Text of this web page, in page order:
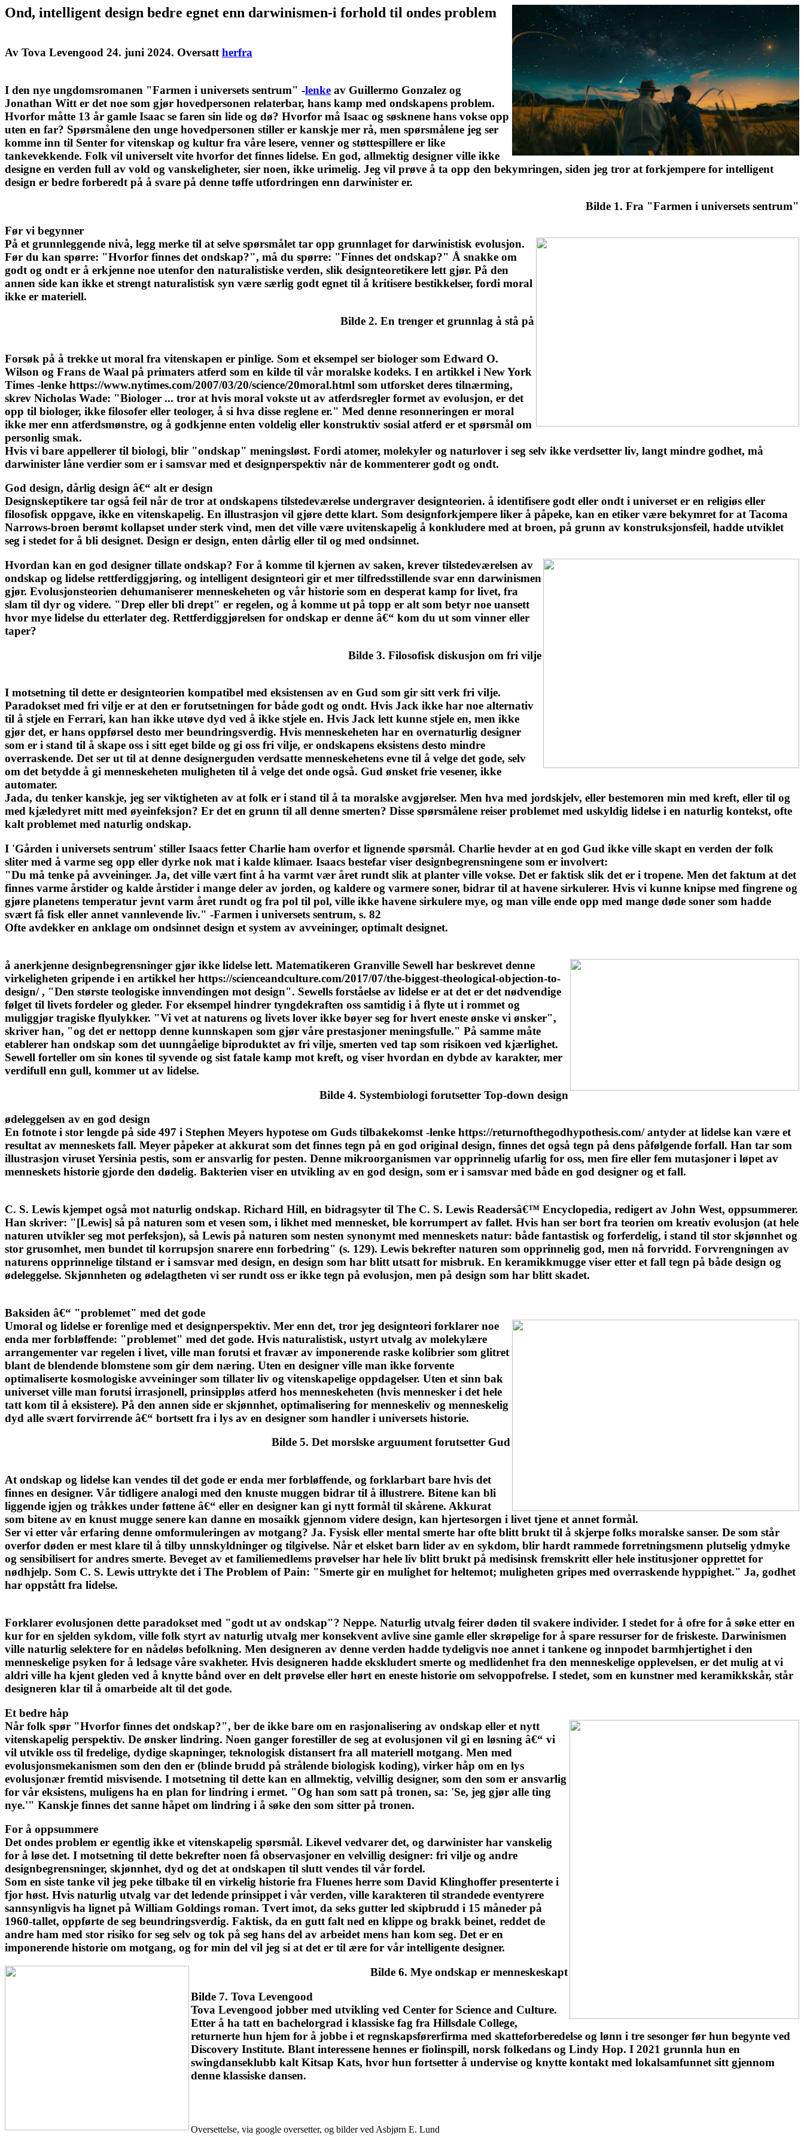
Ond, intelligent design bedre egnet enn darwinismen-i forhold til ondes problem
Av Tova Levengood 24. juni 2024. Oversatt herfra
I den nye ungdomsromanen "Farmen i universets sentrum" -lenke av Guillermo Gonzalez og
Jonathan Witt er det noe som gjør hovedpersonen relaterbar, hans kamp med ondskapens problem.
Hvorfor måtte 13 år gamle Isaac se faren sin lide og dø? Hvorfor må Isaac og søsknene hans vokse opp
uten en far? Spørsmålene den unge hovedpersonen stiller er kanskje mer rå, men spørsmålene jeg ser
komme inn til Senter for vitenskap og kultur fra våre lesere, venner og støttespillere er like
tankevekkende. Folk vil universelt vite hvorfor det finnes lidelse. En god, allmektig designer ville ikke
designe en verden full av vold og vanskeligheter, sier noen, ikke urimelig. Jeg vil prøve å ta opp den bekymringen, siden jeg tror at forkjempere for intelligent
design er bedre forberedt på å svare på denne tøffe utfordringen enn darwinister er.
Bilde 1. Fra "Farmen i universets sentrum"
Før vi begynner
På et grunnleggende nivå, legg merke til at selve spørsmålet tar opp grunnlaget for darwinistisk evolusjon.
Før du kan spørre: "Hvorfor finnes det ondskap?", må du spørre: "Finnes det ondskap?" Å snakke om
godt og ondt er å erkjenne noe utenfor den naturalistiske verden, slik designteoretikere lett gjør. På den
annen side kan ikke et strengt naturalistisk syn være særlig godt egnet til å kritisere bestikkelser, fordi moral
ikke er materiell.
Bilde 2. En trenger et grunnlag å stå på
Forsøk på å trekke ut moral fra vitenskapen er pinlige. Som et eksempel ser biologer som Edward O.
Wilson og Frans de Waal på primaters atferd som en kilde til vår moralske kodeks. I en artikkel i New York
Times -lenke https://www.nytimes.com/2007/03/20/science/20moral.html som utforsket deres tilnærming,
skrev Nicholas Wade: "Biologer ... tror at hvis moral vokste ut av atferdsregler formet av evolusjon, er det
opp til biologer, ikke filosofer eller teologer, å si hva disse reglene er." Med denne resonneringen er moral
ikke mer enn atferdsmønstre, og å godkjenne enten voldelig eller konstruktiv sosial atferd er et spørsmål om
personlig smak.
Hvis vi bare appellerer til biologi, blir "ondskap" meningsløst. Fordi atomer, molekyler og naturlover i seg selv ikke verdsetter liv, langt mindre godhet, må
darwinister låne verdier som er i samsvar med et designperspektiv når de kommenterer godt og ondt.
God design, dårlig design â€“ alt er design
Designskeptikere tar også feil når de tror at ondskapens tilstedeværelse undergraver designteorien. å identifisere godt eller ondt i universet er en religiøs eller
filosofisk oppgave, ikke en vitenskapelig. En illustrasjon vil gjøre dette klart. Som designforkjempere liker å påpeke, kan en etiker være bekymret for at Tacoma
Narrows-broen berømt kollapset under sterk vind, men det ville være uvitenskapelig å konkludere med at broen, på grunn av konstruksjonsfeil, hadde utviklet
seg i stedet for å bli designet. Design er design, enten dårlig eller til og med ondsinnet.
Hvordan kan en god designer tillate ondskap? For å komme til kjernen av saken, krever tilstedeværelsen av
ondskap og lidelse rettferdiggjøring, og intelligent designteori gir et mer tilfredsstillende svar enn darwinismen
gjør. Evolusjonsteorien dehumaniserer menneskeheten og vår historie som en desperat kamp for livet, fra
slam til dyr og videre. "Drep eller bli drept" er regelen, og å komme ut på topp er alt som betyr noe uansett
hvor mye lidelse du etterlater deg. Rettferdiggjørelsen for ondskap er denne â€“ kom du ut som vinner eller
taper?
Bilde 3. Filosofisk diskusjon om fri vilje
I motsetning til dette er designteorien kompatibel med eksistensen av en Gud som gir sitt verk fri vilje.
Paradokset med fri vilje er at den er forutsetningen for både godt og ondt. Hvis Jack ikke har noe alternativ
til å stjele en Ferrari, kan han ikke utøve dyd ved å ikke stjele en. Hvis Jack lett kunne stjele en, men ikke
gjør det, er hans oppførsel desto mer beundringsverdig. Hvis menneskeheten har en overnaturlig designer
som er i stand til å skape oss i sitt eget bilde og gi oss fri vilje, er ondskapens eksistens desto mindre
overraskende. Det ser ut til at denne designerguden verdsatte menneskehetens evne til å velge det gode, selv
om det betydde å gi menneskeheten muligheten til å velge det onde også. Gud ønsket frie vesener, ikke
automater.
Jada, du tenker kanskje, jeg ser viktigheten av at folk er i stand til å ta moralske avgjørelser. Men hva med jordskjelv, eller bestemoren min med kreft, eller til og
med kjæledyret mitt med øyeinfeksjon? Er det en grunn til all denne smerten? Disse spørsmålene reiser problemet med uskyldig lidelse i en naturlig kontekst, ofte
kalt problemet med naturlig ondskap.
I 'Gården i universets sentrum' stiller Isaacs fetter Charlie ham overfor et lignende spørsmål. Charlie hevder at en god Gud ikke ville skapt en verden der folk
sliter med å varme seg opp eller dyrke nok mat i kalde klimaer. Isaacs bestefar viser designbegrensningene som er involvert:
"Du må tenke på avveininger. Ja, det ville vært fint å ha varmt vær året rundt slik at planter ville vokse. Det er faktisk slik det er i tropene. Men det faktum at det
finnes varme årstider og kalde årstider i mange deler av jorden, og kaldere og varmere soner, bidrar til at havene sirkulerer. Hvis vi kunne knipse med fingrene og
gjøre planetens temperatur jevnt varm året rundt og fra pol til pol, ville ikke havene sirkulere mye, og man ville ende opp med mange døde soner som hadde
svært få fisk eller annet vannlevende liv." -Farmen i universets sentrum, s. 82
Ofte avdekker en anklage om ondsinnet design et system av avveininger, optimalt designet.
å anerkjenne designbegrensninger gjør ikke lidelse lett. Matematikeren Granville Sewell har beskrevet denne
virkeligheten gripende i en artikkel her https://scienceandculture.com/2017/07/the-biggest-theological-objection-to-
design/ , "Den største teologiske innvendingen mot design". Sewells forståelse av lidelse er at det er det nødvendige
følget til livets fordeler og gleder. For eksempel hindrer tyngdekraften oss samtidig i å flyte ut i rommet og
muliggjør tragiske flyulykker. "Vi vet at naturens og livets lover ikke bøyer seg for hvert eneste ønske vi ønsker",
skriver han, "og det er nettopp denne kunnskapen som gjør våre prestasjoner meningsfulle." På samme måte
etablerer han ondskap som det uunngåelige biproduktet av fri vilje, smerten ved tap som risikoen ved kjærlighet.
Sewell forteller om sin kones til syvende og sist fatale kamp mot kreft, og viser hvordan en dybde av karakter, mer
verdifull enn gull, kommer ut av lidelse.
Bilde 4. Systembiologi forutsetter Top-down design
ødeleggelsen av en god design
En fotnote i stor lengde på side 497 i Stephen Meyers hypotese om Guds tilbakekomst -lenke https://returnofthegodhypothesis.com/ antyder at lidelse kan være et
resultat av menneskets fall. Meyer påpeker at akkurat som det finnes tegn på en god original design, finnes det også tegn på dens påfølgende forfall. Han tar som
illustrasjon viruset Yersinia pestis, som er ansvarlig for pesten. Denne mikroorganismen var opprinnelig ufarlig for oss, men fire eller fem mutasjoner i løpet av
menneskets historie gjorde den dødelig. Bakterien viser en utvikling av en god design, som er i samsvar med både en god designer og et fall.
C. S. Lewis kjempet også mot naturlig ondskap. Richard Hill, en bidragsyter til The C. S. Lewis Readersâ€™ Encyclopedia, redigert av John West, oppsummerer.
Han skriver: "[Lewis] så på naturen som et vesen som, i likhet med mennesket, ble korrumpert av fallet. Hvis han ser bort fra teorien om kreativ evolusjon (at hele
naturen utvikler seg mot perfeksjon), så Lewis på naturen som nesten synonymt med menneskets natur: både fantastisk og forferdelig, i stand til stor skjønnhet og
stor grusomhet, men bundet til korrupsjon snarere enn forbedring" (s. 129). Lewis bekrefter naturen som opprinnelig god, men nå forvridd. Forvrengningen av
naturens opprinnelige tilstand er i samsvar med design, en design som har blitt utsatt for misbruk. En keramikkmugge viser etter et fall tegn på både design og
ødeleggelse. Skjønnheten og ødelagtheten vi ser rundt oss er ikke tegn på evolusjon, men på design som har blitt skadet.
Baksiden â€“ "problemet" med det gode
Umoral og lidelse er forenlige med et designperspektiv. Mer enn det, tror jeg designteori forklarer noe
enda mer forbløffende: "problemet" med det gode. Hvis naturalistisk, ustyrt utvalg av molekylære
arrangementer var regelen i livet, ville man forutsi et fravær av imponerende raske kolibrier som glitret
blant de blendende blomstene som gir dem næring. Uten en designer ville man ikke forvente
optimaliserte kosmologiske avveininger som tillater liv og vitenskapelige oppdagelser. Uten et sinn bak
universet ville man forutsi irrasjonell, prinsippløs atferd hos menneskeheten (hvis mennesker i det hele
tatt kom til å eksistere). På den annen side er skjønnhet, optimalisering for menneskeliv og menneskelig
dyd alle svært forvirrende â€“ bortsett fra i lys av en designer som handler i universets historie.
Bilde 5. Det morslske arguument forutsetter Gud
At ondskap og lidelse kan vendes til det gode er enda mer forbløffende, og forklarbart bare hvis det
finnes en designer. Vår tidligere analogi med den knuste muggen bidrar til å illustrere. Bitene kan bli
liggende igjen og tråkkes under føttene â€“ eller en designer kan gi nytt formål til skårene. Akkurat
som bitene av en knust mugge senere kan danne en mosaikk gjennom videre design, kan hjertesorgen i livet tjene et annet formål.
Ser vi etter vår erfaring denne omformuleringen av motgang? Ja. Fysisk eller mental smerte har ofte blitt brukt til å skjerpe folks moralske sanser. De som står
overfor døden er mest klare til å tilby unnskyldninger og tilgivelse. Når et elsket barn lider av en sykdom, blir hardt rammede forretningsmenn plutselig ydmyke
og sensibilisert for andres smerte. Beveget av et familiemedlems prøvelser har hele liv blitt brukt på medisinsk fremskritt eller hele institusjoner opprettet for
nødhjelp. Som C. S. Lewis uttrykte det i The Problem of Pain: "Smerte gir en mulighet for heltemot; muligheten gripes med overraskende hyppighet." Ja, godhet
har oppstått fra lidelse.
Forklarer evolusjonen dette paradokset med "godt ut av ondskap"? Neppe. Naturlig utvalg feirer døden til svakere individer. I stedet for å ofre for å søke etter en
kur for en sjelden sykdom, ville folk styrt av naturlig utvalg mer konsekvent avlive sine gamle eller skrøpelige for å spare ressurser for de friskeste. Darwinismen
ville naturlig selektere for en nådeløs befolkning. Men designeren av denne verden hadde tydeligvis noe annet i tankene og innpodet barmhjertighet i den
menneskelige psyken for å ledsage våre svakheter. Hvis designeren hadde ekskludert smerte og medlidenhet fra den menneskelige opplevelsen, er det mulig at vi
aldri ville ha kjent gleden ved å knytte bånd over en delt prøvelse eller hørt en eneste historie om selvoppofrelse. I stedet, som en kunstner med keramikkskår, står
designeren klar til å omarbeide alt til det gode.
Et bedre håp
Når folk spør "Hvorfor finnes det ondskap?", ber de ikke bare om en rasjonalisering av ondskap eller et nytt
vitenskapelig perspektiv. De ønsker lindring. Noen ganger forestiller de seg at evolusjonen vil gi en løsning â€“ vi
vil utvikle oss til fredelige, dydige skapninger, teknologisk distansert fra all materiell motgang. Men med
evolusjonsmekanismen som den den er (blinde brudd på strålende biologisk koding), virker håp om en lys
evolusjonær fremtid misvisende. I motsetning til dette kan en allmektig, velvillig designer, som den som er ansvarlig
for vår eksistens, muligens ha en plan for lindring i ermet. "Og han som satt på tronen, sa: 'Se, jeg gjør alle ting
nye.'" Kanskje finnes det sanne håpet om lindring i å søke den som sitter på tronen.
For å oppsummere
Det ondes problem er egentlig ikke et vitenskapelig spørsmål. Likevel vedvarer det, og darwinister har vanskelig
for å løse det. I motsetning til dette bekrefter noen få observasjoner en velvillig designer: fri vilje og andre
designbegrensninger, skjønnhet, dyd og det at ondskapen til slutt vendes til vår fordel.
Som en siste tanke vil jeg peke tilbake til en virkelig historie fra Fluenes herre som David Klinghoffer presenterte i
fjor høst. Hvis naturlig utvalg var det ledende prinsippet i vår verden, ville karakteren til strandede eventyrere
sannsynligvis ha lignet på William Goldings roman. Tvert imot, da seks gutter led skipbrudd i 15 måneder på
1960-tallet, oppførte de seg beundringsverdig. Faktisk, da en gutt falt ned en klippe og brakk beinet, reddet de
andre ham med stor risiko for seg selv og tok på seg hans del av arbeidet mens han kom seg. Det er en
imponerende historie om motgang, og for min del vil jeg si at det er til ære for vår intelligente designer.
Bilde 6. Mye ondskap er menneskeskapt
Bilde 7. Tova Levengood
Tova Levengood jobber med utvikling ved Center for Science and Culture.
Etter å ha tatt en bachelorgrad i klassiske fag fra Hillsdale College,
returnerte hun hjem for å jobbe i et regnskapsførerfirma med skatteforberedelse og lønn i tre sesonger før hun begynte ved
Discovery Institute. Blant interessene hennes er fiolinspill, norsk folkedans og Lindy Hop. I 2021 grunnla hun en
swingdanseklubb kalt Kitsap Kats, hvor hun fortsetter å undervise og knytte kontakt med lokalsamfunnet sitt gjennom
denne klassiske dansen.
Oversettelse, via google oversetter, og bilder ved Asbjørn E. Lund